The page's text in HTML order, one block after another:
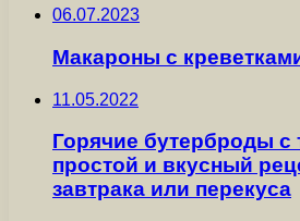
06.07.2023
Макароны с
11.05.2022
Горячие бутерброды
простой и вкусный
завтрака или перекуса